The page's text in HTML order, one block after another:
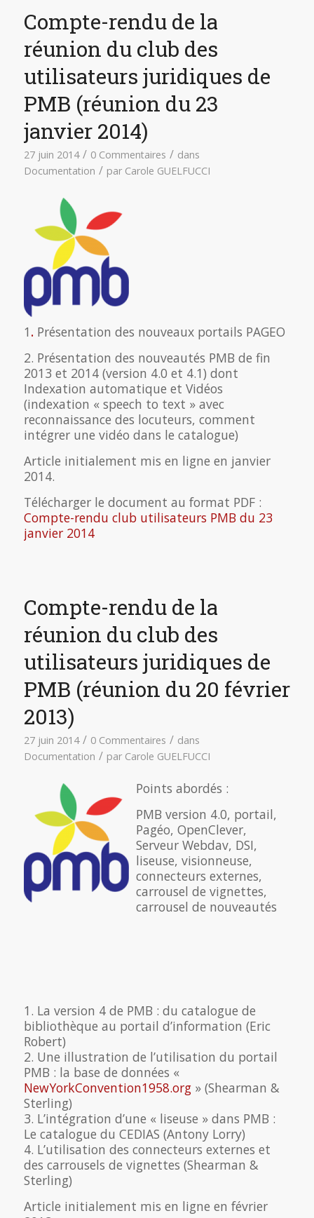
Compte-rendu de la
réunion du club des
utilisateurs juridiques de
PMB (réunion du 23
janvier 2014)
27 juin 2014 / 0 Commentaires / dans
Documentation / par Carole GUELFUCCI
1 . Présentation des nouveaux portails PAGEO
2. Présentation des nouveautés PMB de fin
2013 et 2014 (version 4.0 et 4.1) dont
Indexation automatique et Vidéos
(indexation « speech to text » avec
reconnaissance des locuteurs, comment
intégrer une vidéo dans le catalogue)
Article initialement mis en ligne en janvier
2014.
Télécharger le document au format PDF :
Compte-rendu club utilisateurs PMB du 23
janvier 2014
Compte-rendu de la
réunion du club des
utilisateurs juridiques de
PMB (réunion du 20 février
2013)
27 juin 2014 / 0 Commentaires / dans
Documentation / par Carole GUELFUCCI
Points abordés :
PMB version 4.0, portail,
Pagéo, OpenClever,
Serveur Webdav, DSI,
liseuse, visionneuse,
connecteurs externes,
carrousel de vignettes,
carrousel de nouveautés
1. La version 4 de PMB : du catalogue de
bibliothèque au portail d’information (Eric
Robert)
2. Une illustration de l’utilisation du portail
PMB : la base de données «
NewYorkConvention1958.org» (Shearman &
Sterling)
3. L’intégration d’une « liseuse » dans PMB :
Le catalogue du CEDIAS (Antony Lorry)
4. L’utilisation des connecteurs externes et
des carrousels de vignettes (Shearman &
Sterling)
Article initialement mis en ligne en février